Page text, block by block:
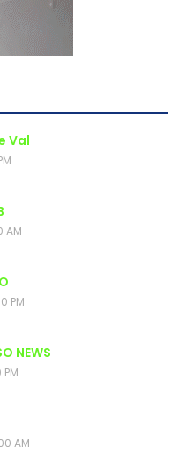
Val
AM
PM
NEWS
AM